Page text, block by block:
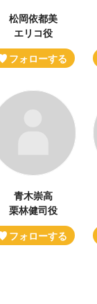
松岡依都美
エリコ役
青木崇高
栗林健司役